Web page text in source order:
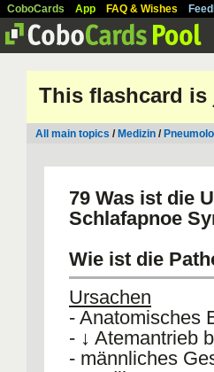
CoboCards App FAQ & Wishes
This flashcard
All main topics / Medizin /
79 Was ist die
Schlafapnoe
Wie ist die
Ursachen
- Anatomisches
- ↓ Atemantrieb
- männliches